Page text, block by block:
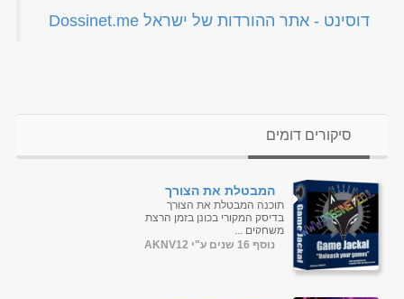
‏דוסינט - אתר ההורדות של ישראל Dossinet.me‏
סיקורים דומים
המבטלת את הצורך
בדיסק המקורי בכונן בזמן
הרצת
משחקיםGameJackal Pro
4.1.0.7 Final
תוכנה המבטלת את הצורך
בדיסק המקורי בכונן בזמן הרצת
משחקים ...
נוסף 16 שנים ע"י AKNV12